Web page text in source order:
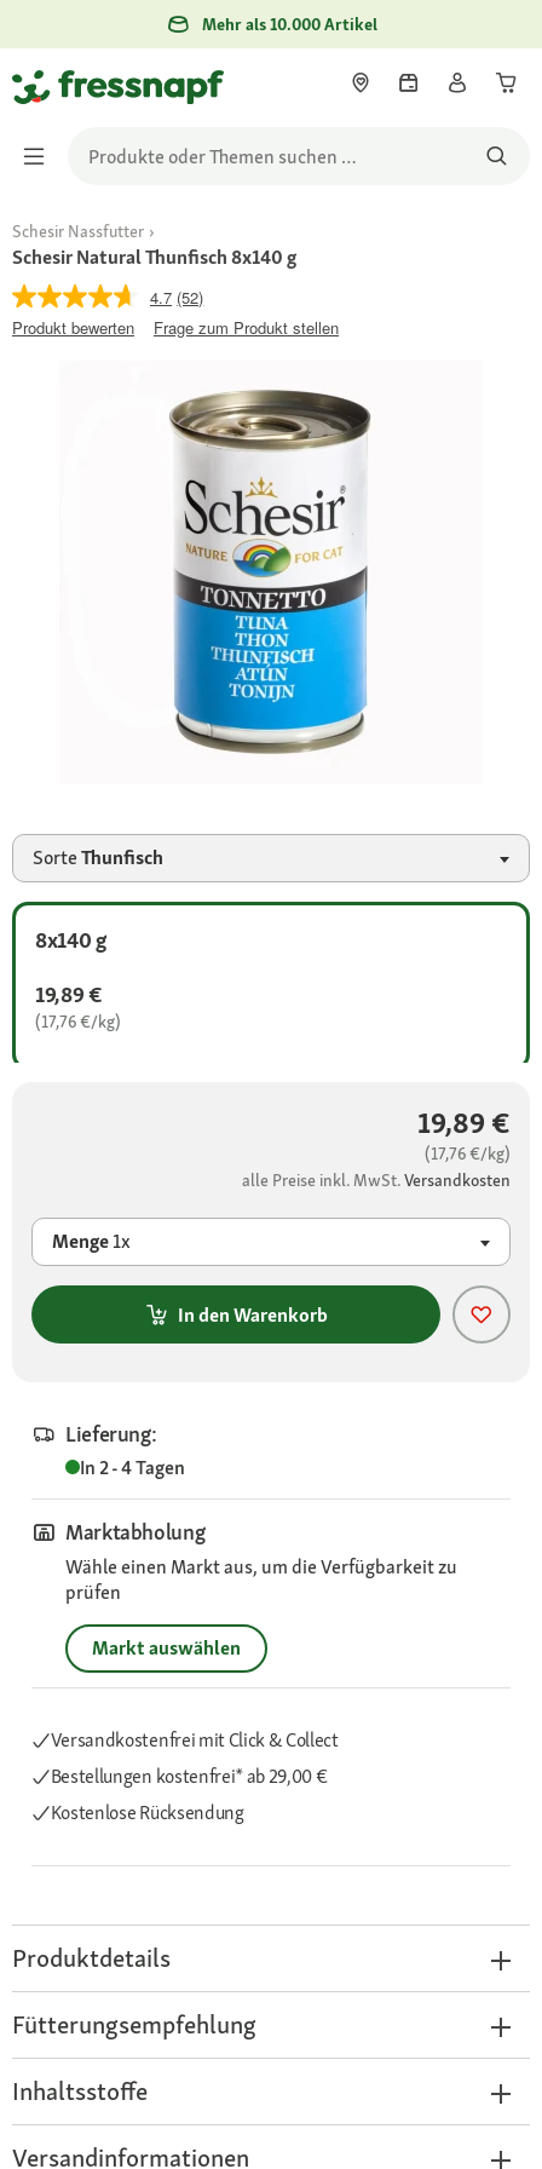
Mehr als 10.000 Artikel
Schesir Nassfutter
Schesir Natural Thunfisch 8x140 g
4.7 (52)
Produkt bewerten
Frage zum Produkt stellen
SorteThunfisch
8x140 g
19,89 €
(17,76 €/kg)
19,89 €
(17,76 €/kg)
alle Preise inkl. MwSt.Versandkosten
Menge1x
In den Warenkorb
Lieferung:
In 2 - 4 Tagen
Marktabholung
Wähle einen Markt aus, um die Verfügbarkeit zu
prüfen
Markt auswählen
Versandkostenfrei mit Click & Collect
Bestellungen kostenfrei*ab 29,00 €
Kostenlose Rücksendung
Produktdetails
Fütterungsempfehlung
Inhaltsstoffe
Versandinformationen